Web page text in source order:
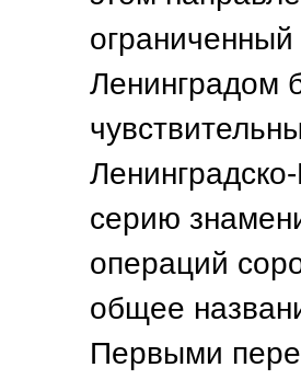
Ленинградом
серию
операций
общее
Первыми